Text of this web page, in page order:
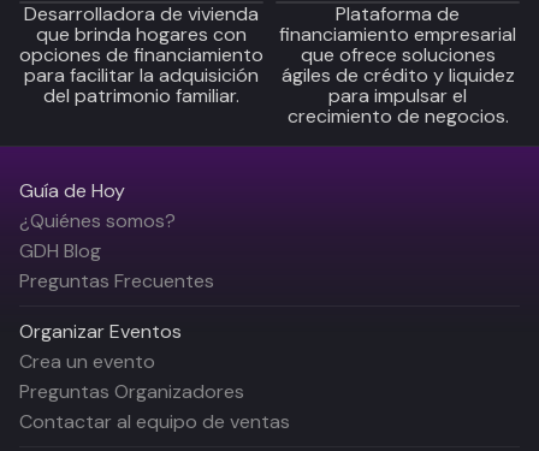
Desarrolladora de vivienda
que brinda hogares con
opciones de financiamiento
para facilitar la adquisición
del patrimonio familiar.
Plataforma de
financiamiento empresarial
que ofrece soluciones
ágiles de crédito y liquidez
para impulsar el
crecimiento de negocios.
Guía de Hoy
¿Quiénes somos?
GDH Blog
Preguntas Frecuentes
Organizar Eventos
Crea un evento
Preguntas Organizadores
Contactar al equipo de ventas